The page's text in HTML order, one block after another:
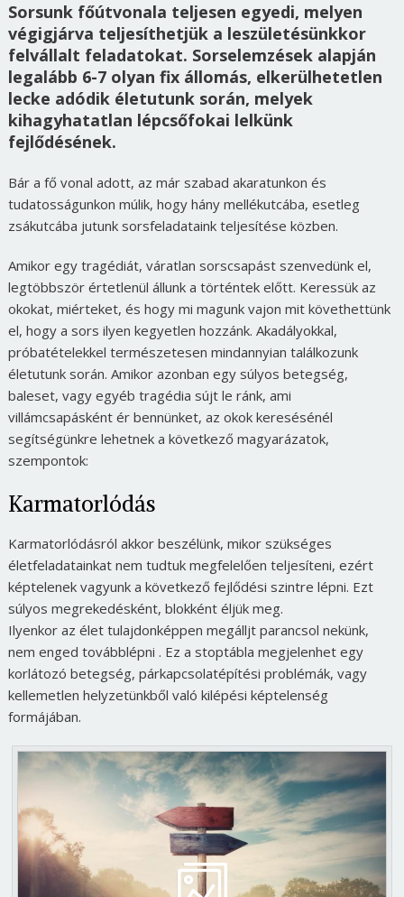
Sorsunk főútvonala teljesen egyedi, melyen
végigjárva teljesíthetjük a leszületésünkkor
felvállalt feladatokat. Sorselemzések alapján
legalább 6-7 olyan fix állomás, elkerülhetetlen
lecke adódik életutunk során, melyek
kihagyhatatlan lépcsőfokai lelkünk
fejlődésének.
Bár a fő vonal adott, az már szabad akaratunkon és
tudatosságunkon múlik, hogy hány mellékutcába, esetleg
zsákutcába jutunk sorsfeladataink teljesítése közben.
Amikor egy tragédiát, váratlan sorscsapást szenvedünk el,
legtöbbször értetlenül állunk a történtek előtt. Keressük az
okokat, miérteket, és hogy mi magunk vajon mit követhettünk
el, hogy a sors ilyen kegyetlen hozzánk. Akadályokkal,
próbatételekkel természetesen mindannyian találkozunk
életutunk során. Amikor azonban egy súlyos betegség,
baleset, vagy egyéb tragédia sújt le ránk, ami
villámcsapásként ér bennünket, az okok keresésénél
segítségünkre lehetnek a következő magyarázatok,
szempontok:
Karmatorlódás
Karmatorlódásról akkor beszélünk, mikor szükséges
életfeladatainkat nem tudtuk megfelelően teljesíteni, ezért
képtelenek vagyunk a következő fejlődési szintre lépni. Ezt
súlyos megrekedésként, blokként éljük meg.
Ilyenkor az élet tulajdonképpen megálljt parancsol nekünk,
nem enged továbblépni . Ez a stoptábla megjelenhet egy
korlátozó betegség, párkapcsolatépítési problémák, vagy
kellemetlen helyzetünkből való kilépési képtelenség
formájában.